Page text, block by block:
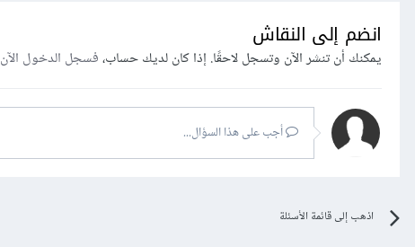
انضم إلى النقاش
يمكنك أن تنشر الآن وتسجل لاحقًا. إذا كان لديك حساب،فسجل الدخول الآن
أجب على هذا السؤال...
اذهب إلى قائمة الأسئلة